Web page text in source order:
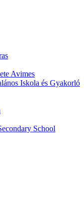
Avimes
Iskola és Gyakorló
School